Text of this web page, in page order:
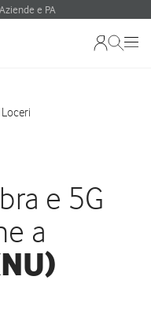
e PA
Loceri
e 5G
a